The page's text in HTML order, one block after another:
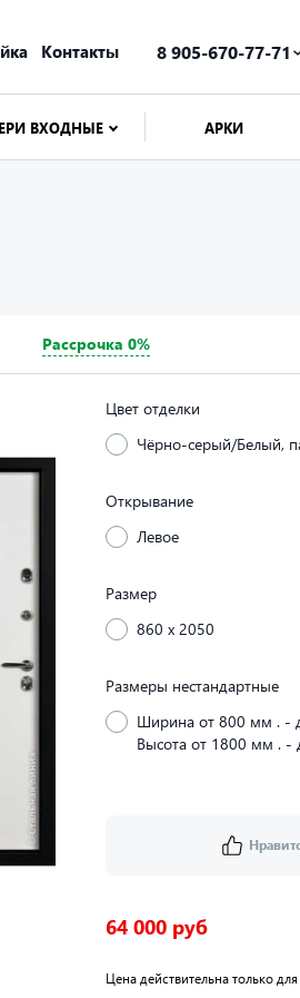
Контакты 8 905-670-77-71
ВХОДНЫЕ АРКИ
Рассрочка 0%
Цвет отделки
Чёрно-серый/Белый,
Открывание
Левое
Размер
860 x 2050
Размеры нестандартные
Ширина от 800 мм . -
Высота от 1800 мм .
64 000 руб
Цена действительна только